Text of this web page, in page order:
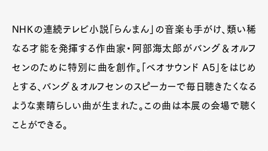
NHKの連続テレビ小説「らんまん」の音楽も手がけ、類い稀
なる才能を発揮する作曲家・阿部海太郎がバング＆オルフ
センのために特別に曲を創作。「ベオサウンド A5」をはじめ
とする、バング＆オルフセンのスピーカーで毎日聴きたくなる
ような素晴らしい曲が生まれた。この曲は本展の会場で聴く
ことができる。